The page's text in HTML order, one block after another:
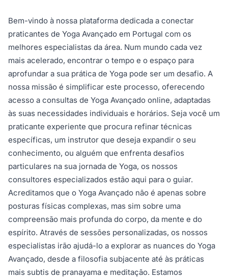
Bem-vindo à nossa plataforma dedicada a conectar
praticantes de Yoga Avançado em Portugal com os
melhores especialistas da área. Num mundo cada vez
mais acelerado, encontrar o tempo e o espaço para
aprofundar a sua prática de Yoga pode ser um desafio. A
nossa missão é simplificar este processo, oferecendo
acesso a consultas de Yoga Avançado online, adaptadas
às suas necessidades individuais e horários. Seja você um
praticante experiente que procura refinar técnicas
específicas, um instrutor que deseja expandir o seu
conhecimento, ou alguém que enfrenta desafios
particulares na sua jornada de Yoga, os nossos
consultores especializados estão aqui para o guiar.
Acreditamos que o Yoga Avançado não é apenas sobre
posturas físicas complexas, mas sim sobre uma
compreensão mais profunda do corpo, da mente e do
espírito. Através de sessões personalizadas, os nossos
especialistas irão ajudá-lo a explorar as nuances do Yoga
Avançado, desde a filosofia subjacente até às práticas
mais subtis de pranayama e meditação. Estamos